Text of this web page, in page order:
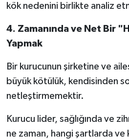
kök nedenini birlikte analiz
4. Zamanında ve Net Bir
Yapmak
Bir kurucunun şirketine ve
büyük kötülük, kendisinden
netleştirmemektir.
Kurucu lider, sağlığında ve
ne zaman, hangi şartlarda